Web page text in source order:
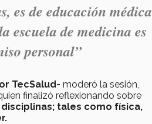
es de educación médica
escuela de medicina es
personal”
TecSalud- moderó la sesión,
finalizó reflexionando sobre
tales como física,